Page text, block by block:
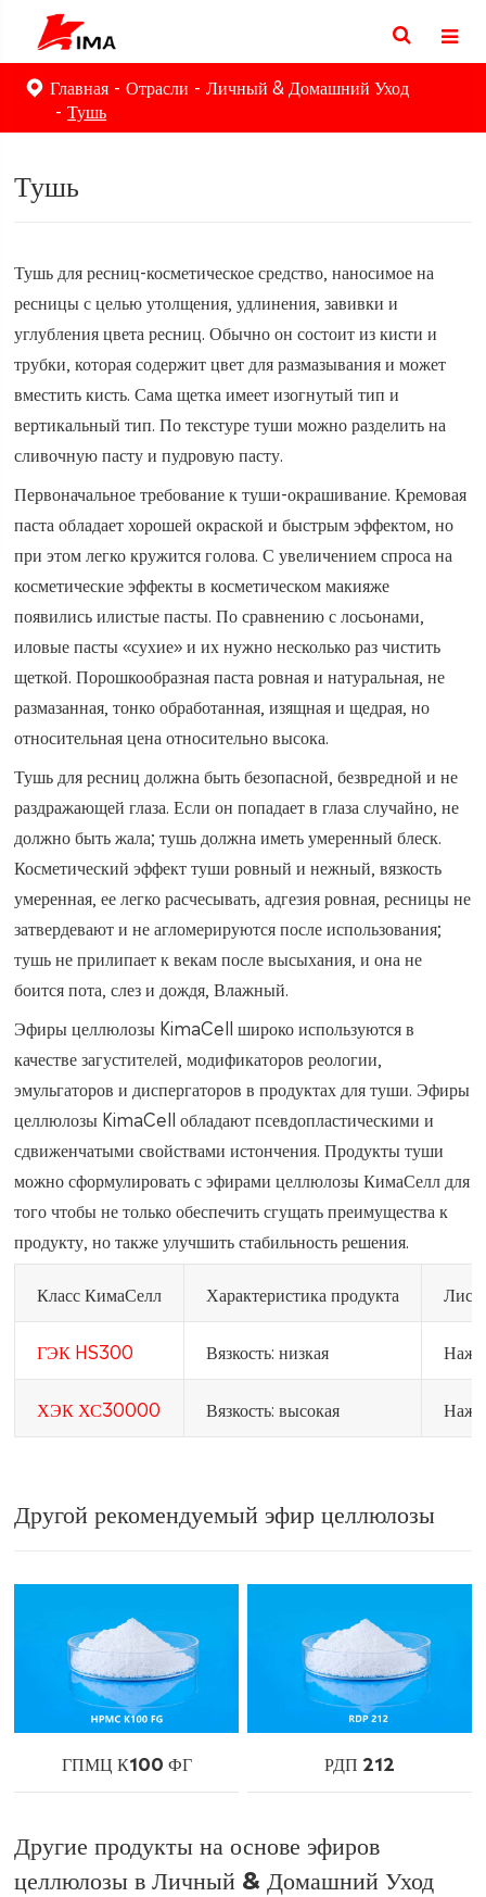
Главная Отрасли
Личный & Домашний Уход
Тушь
Тушь
Тушь для ресниц-косметическое средство, наносимое на
ресницы с целью утолщения, удлинения, завивки и
углубления цвета ресниц. Обычно он состоит из кисти и
трубки, которая содержит цвет для размазывания и может
вместить кисть. Сама щетка имеет изогнутый тип и
вертикальный тип. По текстуре туши можно разделить на
сливочную пасту и пудровую пасту.
Первоначальное требование к туши-окрашивание. Кремовая
паста обладает хорошей окраской и быстрым эффектом, но
при этом легко кружится голова. С увеличением спроса на
косметические эффекты в косметическом макияже
появились илистые пасты. По сравнению с лосьонами,
иловые пасты «сухие» и их нужно несколько раз чистить
щеткой. Порошкообразная паста ровная и натуральная, не
размазанная, тонко обработанная, изящная и щедрая, но
относительная цена относительно высока.
Тушь для ресниц должна быть безопасной, безвредной и не
раздражающей глаза. Если он попадает в глаза случайно, не
должно быть жала; тушь должна иметь умеренный блеск.
Косметический эффект туши ровный и нежный, вязкость
умеренная, ее легко расчесывать, адгезия ровная, ресницы не
затвердевают и не агломерируются после использования;
тушь не прилипает к векам после высыхания, и она не
боится пота, слез и дождя, Влажный.
Эфиры целлюлозы KimaCell широко используются в
качестве загустителей, модификаторов реологии,
эмульгаторов и диспергаторов в продуктах для туши. Эфиры
целлюлозы KimaCell обладают псевдопластическими и
сдвиженчатыми свойствами истончения. Продукты туши
можно сформулировать с эфирами целлюлозы КимаСелл для
того чтобы не только обеспечить сгущать преимущества к
продукту, но также улучшить стабильность решения.
Класс КимаСелл Характеристика продукта Лист
ГЭК HS300 Вязкость: низкая
ХЭК ХС30000 Вязкость: высокая
Другой рекомендуемый эфир целлюлозы
ГПМЦ К100 ФГ РДП 212
Другие продукты на основе эфиров
целлюлозы в Личный & Домашний Уход